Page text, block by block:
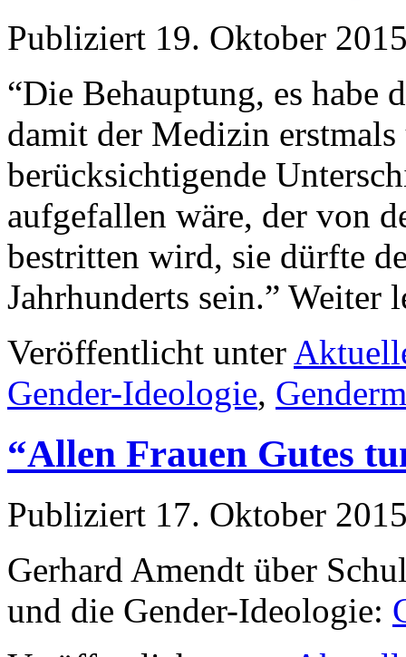
Publiziert 19. Oktober
“Die Behauptung, es habe
damit der Medizin
berücksichtigende
aufgefallen wäre, der von
bestritten wird, sie dürfte
Jahrhunderts sein.” Weiter
Veröffentlicht unter
Gender-Ideologie,
“Allen Frauen Gutes
Publiziert 17. Oktober
Gerhard Amendt über
und die Gender-Ideologie: